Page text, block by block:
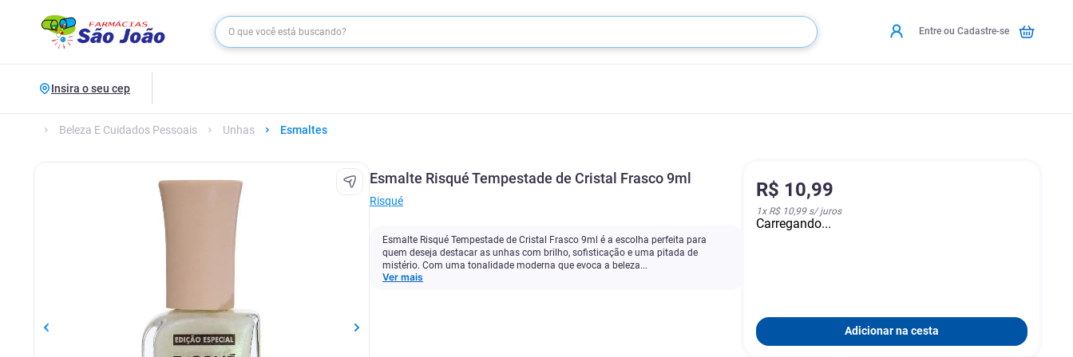
Entre ou Cadastre-se
Insira o seu cep
Beleza E Cuidados Pessoais Unhas Esmaltes
Esmalte Risqué Tempestade de Cristal Frasco 9ml
Risqué
Esmalte Risqué Tempestade de Cristal Frasco 9ml é a escolha perfeita para
quem deseja destacar as unhas com brilho, sofisticação e uma pitada de
mistério. Com uma tonalidade moderna que evoca a beleza...
Ver mais
R$ 10,99
1x R$ 10,99s/ juros
Carregando...
Adicionar na cesta